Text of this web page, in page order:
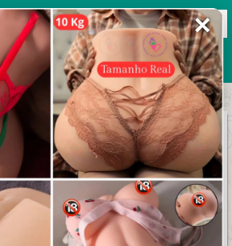
de WhatsApp 2026
+ Enviar grupo
✕